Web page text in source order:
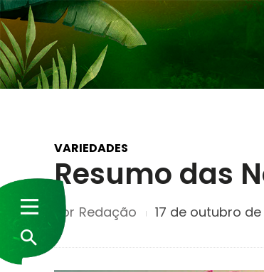
VARIEDADES
Resumo das
Por Redação 17 de outubro de